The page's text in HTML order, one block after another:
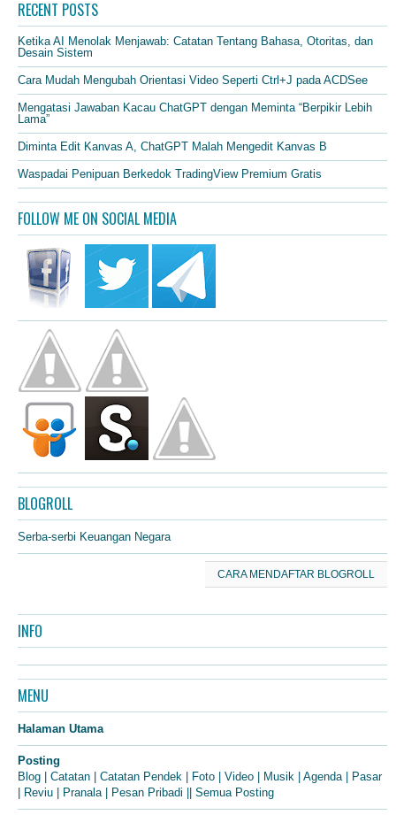
RECENT POSTS
Ketika AI Menolak Menjawab: Catatan Tentang Bahasa, Otoritas, dan
Desain Sistem
Cara Mudah Mengubah Orientasi Video Seperti Ctrl+J pada ACDSee
Mengatasi Jawaban Kacau ChatGPT dengan Meminta “Berpikir Lebih
Lama”
Diminta Edit Kanvas A, ChatGPT Malah Mengedit Kanvas B
Waspadai Penipuan Berkedok TradingView Premium Gratis
FOLLOW ME ON SOCIAL MEDIA
BLOGROLL
Serba-serbi Keuangan Negara
CARA MENDAFTAR BLOGROLL
INFO
MENU
Halaman Utama
Posting
Blog
Catatan Catatan Pendek Foto Video Musik Agenda|
Pasar
Reviu Pranala| Pesan Pribadi Semua Posting